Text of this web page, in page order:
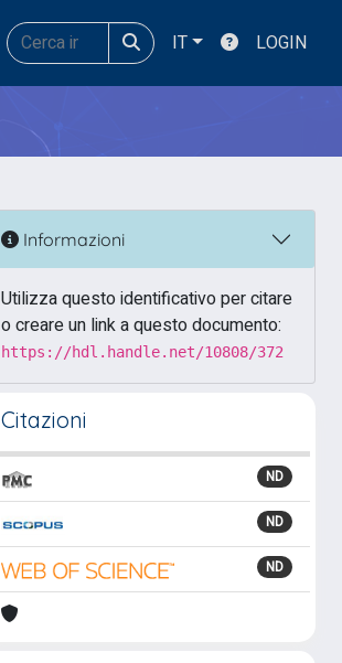
IT LOGIN
Informazioni
Utilizza questo identificativo per citare
o creare un link a questo documento:
https://hdl.handle.net/10808/372
Citazioni
ND
ND
ND